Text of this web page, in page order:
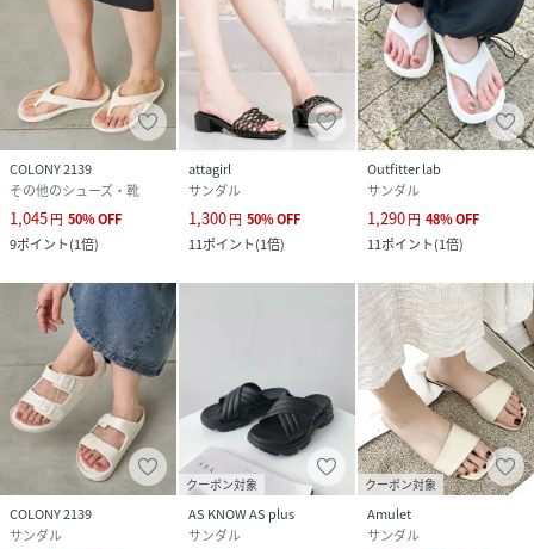
COLONY 2139
その他のシューズ・靴
1,045円 50%OFF
9ポイント(1倍)
attagirl
サンダル
1,300円 50%OFF
11ポイント(1倍)
Outfitter lab
サンダル
1,290円 48%OFF
11ポイント(1倍)
COLONY 2139
サンダル
クーポン対象
AS KNOW AS plus
サンダル
クーポン対象
Amulet
サンダル